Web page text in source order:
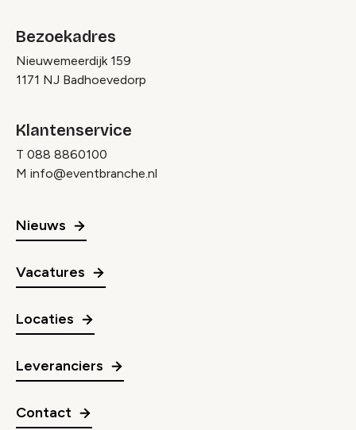
Bezoekadres
Nieuwemeerdijk 159
1171 NJ Badhoevedorp
Klantenservice
T 088 8860100
M info@eventbranche.nl
Nieuws
Vacatures
Locaties
Leveranciers
Contact